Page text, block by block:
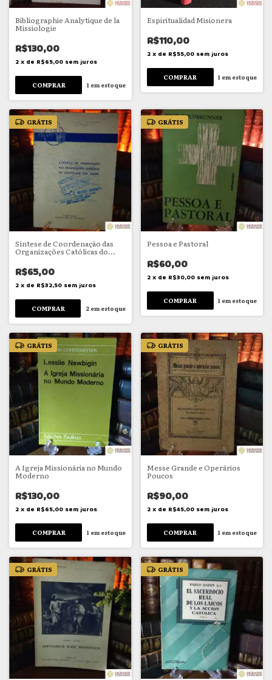
Bibliographie Analytique de la
Missiologie
R$130,00
2 x de R$65,00 sem juros
1 em estoque
Espiritualidad Misionera
R$110,00
2 x de R$55,00 sem juros
1 em estoque
GRÁTIS
Síntese de Coordenação das
Organizações Católicas do
Apostolado dos Leigos
R$65,00
2 x de R$32,50 sem juros
2em estoque
GRÁTIS
Pessoa e Pastoral
R$60,00
2 x de R$30,00 sem juros
1 em estoque
GRÁTIS
A Igreja Missionária no Mundo
Moderno
R$130,00
2 x de R$65,00 sem juros
1 em estoque
GRÁTIS
Messe Grande e Operários
Poucos
R$90,00
2 x de R$45,00 sem juros
1 em estoque
GRÁTIS GRÁTIS